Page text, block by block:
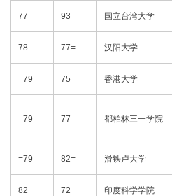
77 93 国立台湾大学
78 77= 汉阳大学
=79 75 香港大学
=79 77= 都柏林三一学院
=79 82= 滑铁卢大学
82 72 印度科学学院